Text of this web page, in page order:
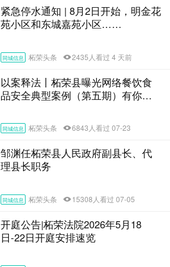
紧急停水通知 | 8月2日开始，明金花
苑小区和东城嘉苑小区……
同城信息 柘荣头条 2435人看过 4 天前
以案释法丨柘荣县曝光网络餐饮食
品安全典型案例（第五期）有你认
同城信息 柘荣头条 6843人看过 07-23
邹渊任柘荣县人民政府副县长、代
理县长职务
同城信息 柘荣头条 15308人看过 07-05
开庭公告|柘荣法院2026年5月18
日-22日开庭安排速览